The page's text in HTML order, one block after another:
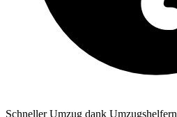
Schneller Umzug dank Umzugshelfern